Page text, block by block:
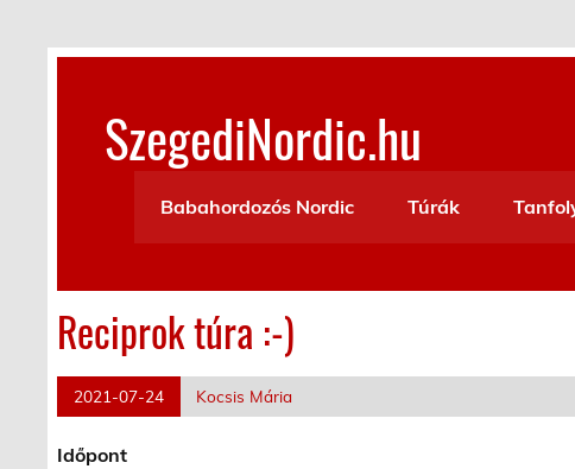
content
SzegediNordic.hu
Babahordozós Nordic
Túrák
Reciprok túra :-)
2021-07-24 Kocsis Mária
Időpont